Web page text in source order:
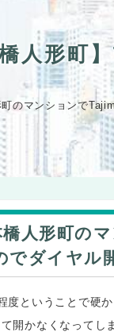
人形町
のマンションで
人形町の
ダイヤル
度ということで硬
開かなくなってし